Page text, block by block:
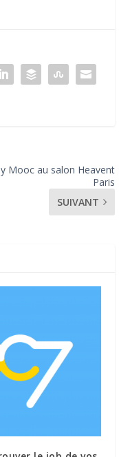
Mooc au salon Heavent
Paris
SUIVANT